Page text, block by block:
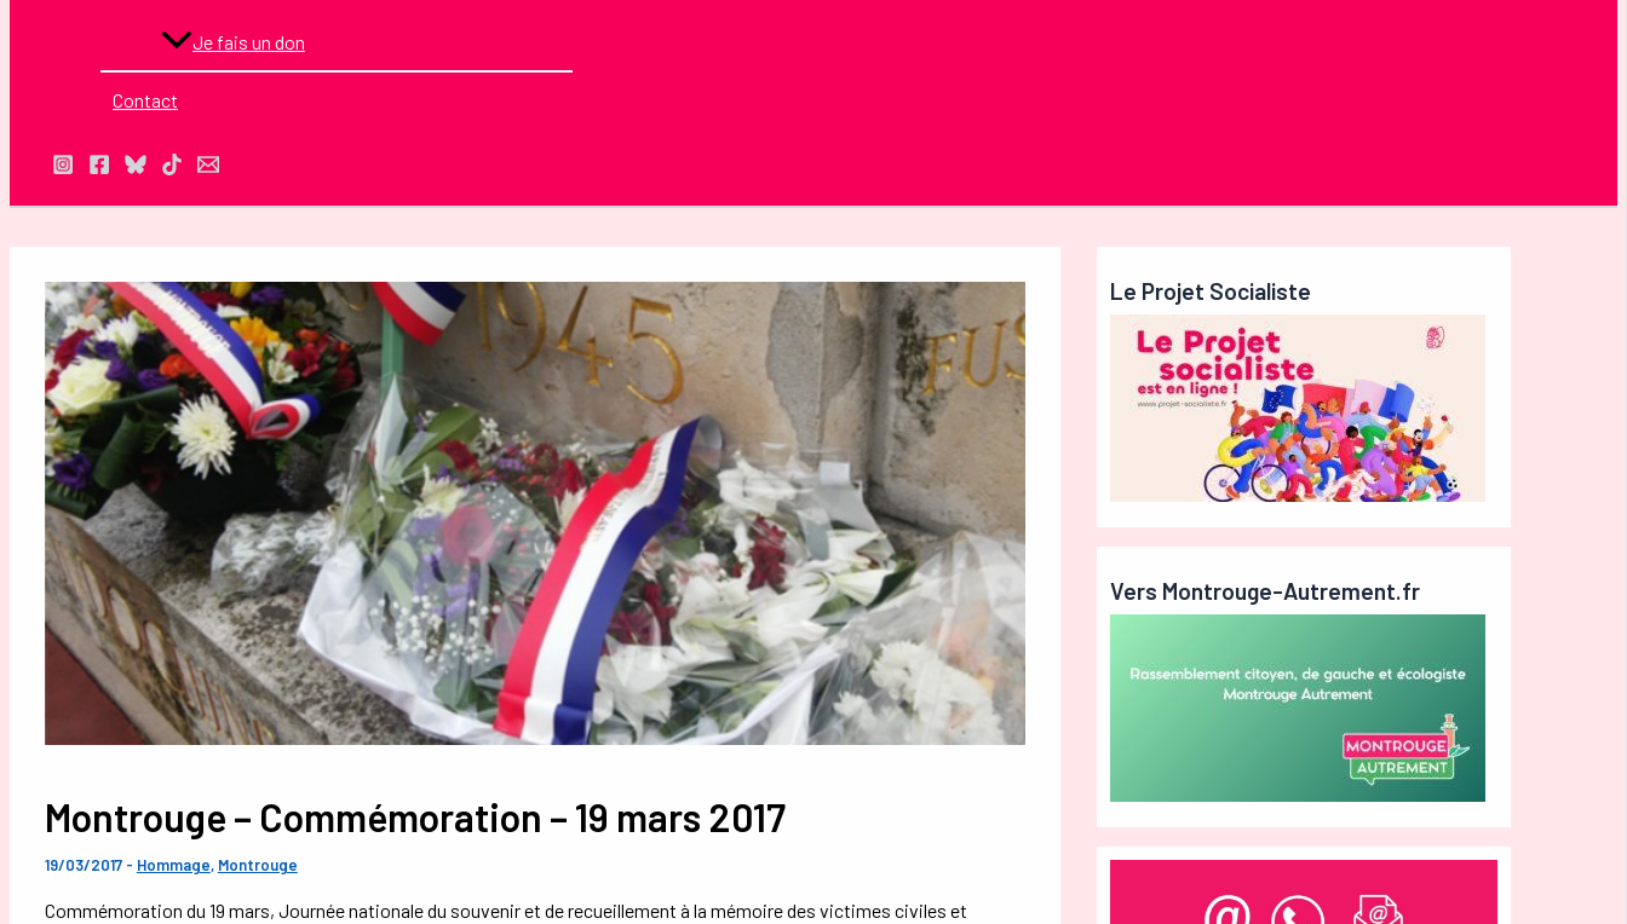
Je fais un don
Contact
Montrouge – Commémoration – 19 mars 2017
19/03/2017 - Hommage, Montrouge
Commémoration du 19 mars, Journée nationale du souvenir et de recueillement à la mémoire des victimes civiles et
Le Projet Socialiste
Vers Montrouge-Autrement.fr